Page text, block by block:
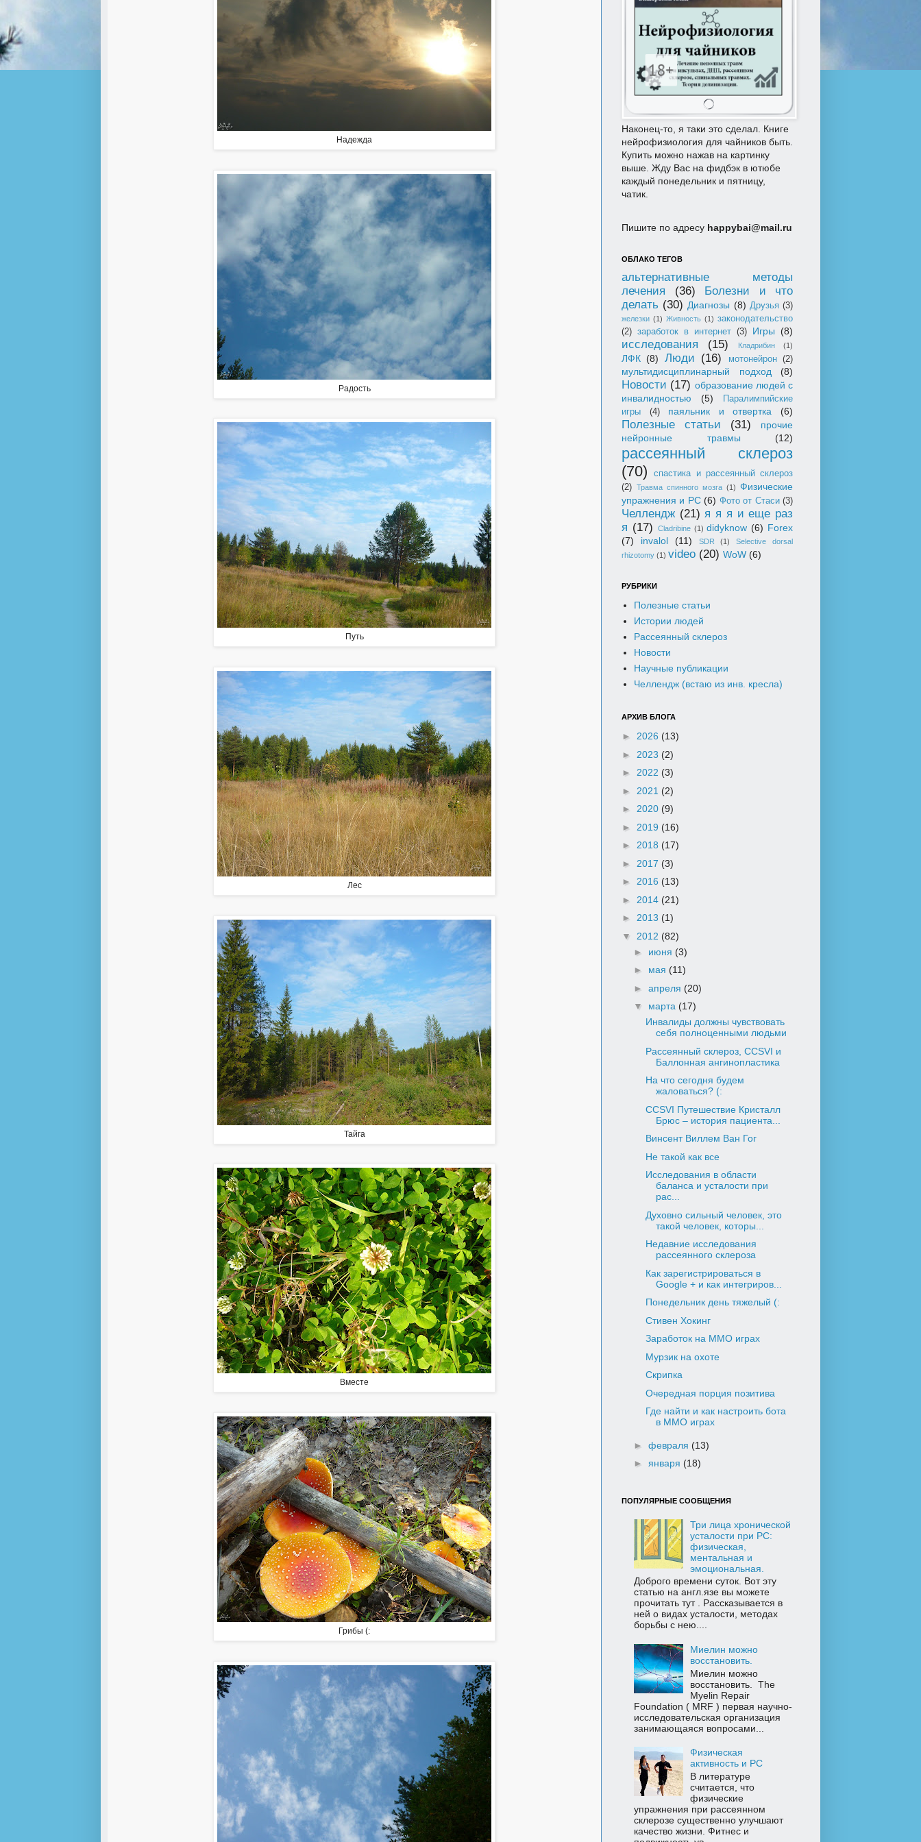
Надежда
Радость
Путь
Лес
Тайга
Вместе
Грибы (:
Наконец-то, я таки это сделал. Книге
нейрофизиология для чайников быть.
Купить можно нажав на картинку
выше. Жду Вас на фидбэк в ютюбе
каждый понедельник и пятницу,
чатик.
Пишите по адресу happybai@mail.ru
ОБЛАКО ТЕГОВ
альтернативные методы
лечения
(36)
Болезни и что
делать (30) Диагнозы (8) Друзья (3)
железки (1) Живность (1) законодательство
(2) заработок в интернет (3) Игры (8)
исследования (15) Кладрибин (1)
ЛФК (8) Люди (16) мотонейрон (2)
мультидисциплинарный подход (8)
Новости (17) образование людей с
инвалидностью
(5)
Паралимпийские
игры
(4) паяльник и отвертка (6)
Полезные статьи (31)
прочие
нейронные травмы
(12)
рассеянный склероз
(70)
спастика и рассеянный склероз
(2) Травма спинного мозга (1) Физические
упражнения и РС (6) Фото от Стаси (3)
Челлендж (21) я я я и еще раз
я (17) Cladribine (1) didyknow (6) Forex
(7)
invalol (11) SDR (1)
Selective dorsal
rhizotomy (1) video (20) WoW (6)
РУБРИКИ
Полезные статьи
Истории людей
Рассеянный склероз
Новости
Научные публикации
Челлендж (встаю из инв. кресла)
АРХИВ БЛОГА
► 2026 (13)
► 2023 (2)
► 2022 (3)
► 2021 (2)
► 2020 (9)
► 2019 (16)
► 2018 (17)
► 2017 (3)
► 2016 (13)
► 2014 (21)
► 2013 (1)
▼ 2012 (82)
► июня (3)
► мая (11)
► апреля (20)
▼ марта (17)
Инвалиды должны чувствовать
себя полноценными людьми
Рассеянный склероз, CCSVI и
Баллонная ангинопластика
На что сегодня будем
жаловаться? (:
CСSVI Путешествие Кристалл
Брюс – история пациента...
Винсент Виллем Ван Гог
Не такой как все
Исследования в области
баланса и усталости при
рас...
Духовно сильный человек, это
такой человек, которы...
Недавние исследования
рассеянного склероза
Как зарегистрироваться в
Google + и как интегриров...
Понедельник день тяжелый (:
Стивен Хокинг
Заработок на ММО играх
Мурзик на охоте
Скрипка
Очередная порция позитива
Где найти и как настроить бота
в ММО играх
► февраля (13)
► января (18)
ПОПУЛЯРНЫЕ СООБЩЕНИЯ
Три лица хронической
усталости при РС:
физическая,
ментальная и
эмоциональная.
Доброго времени суток. Вот эту
статью на англ.язе вы можете
прочитать тут . Рассказывается в
ней о видах усталости, методах
борьбы с нею....
Миелин можно
восстановить.
Миелин можно
восстановить. The
Myelin Repair
Foundation ( MRF ) первая научно-
исследовательская организация
занимающаяся вопросами...
Физическая
активность и РС
В литературе
считается, что
физические
упражнения при рассеянном
склерозе существенно улучшают
качество жизни. Фитнес и